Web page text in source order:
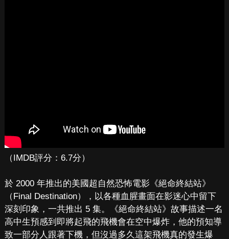
（IMDB評分：6.7分）
於 2000 年推出的美國超自然恐怖電影《絕命終結站》
（Final Destination），以各種血腥畫面在影迷心中留下
深刻印象，一共推出 5 集。《絕命終結站》故事描述一名
高中生預感到即將起飛的飛機會在空中爆炸，他的預知導
致一部分人跟著下機，但沒過多久這架飛機真的發生爆